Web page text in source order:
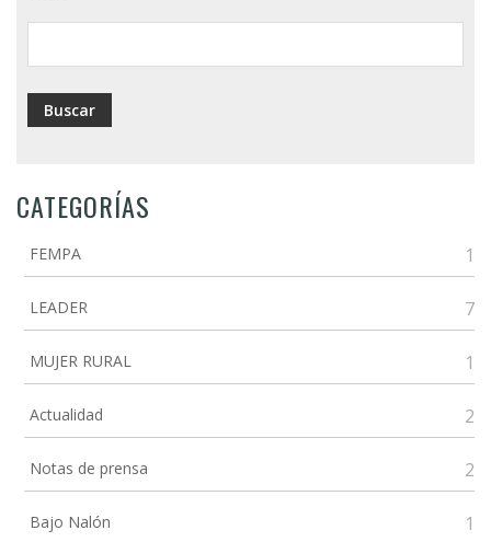
ayuda
a
la
CATEGORÍAS
FEMPA 1
LEADER 7
MUJER RURAL 1
Actualidad 2
Notas de prensa 2
Bajo Nalón 1